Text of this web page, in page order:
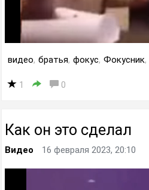
видео, братья, фокус, Фокусник,
1 0
Как он это сделал
Видео 16 февраля 2023, 20:10